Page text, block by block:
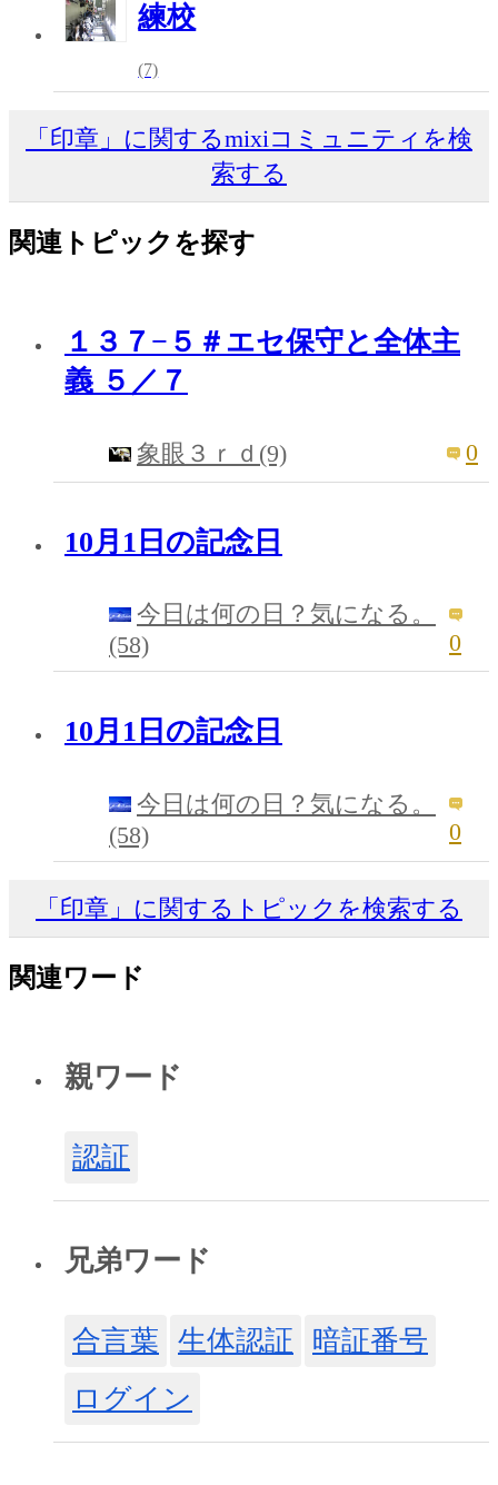
練校
(7)
「印章」に関するmixiコミュニティを検
索する
関連トピックを探す
１３７−５＃エセ保守と全体主
義 ５／７
象眼３ｒｄ(9) 0
10月1日の記念日
今日は何の日？気になる。
(58)
0
10月1日の記念日
今日は何の日？気になる。
(58)
0
「印章」に関するトピックを検索する
関連ワード
親ワード
認証
兄弟ワード
合言葉 生体認証
暗証番号
ログイン